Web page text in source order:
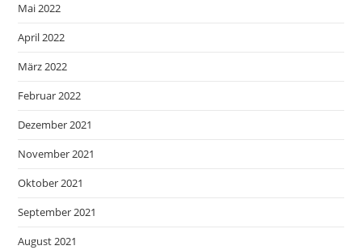
Mai 2022
April 2022
März 2022
Februar 2022
Dezember 2021
November 2021
Oktober 2021
September 2021
August 2021